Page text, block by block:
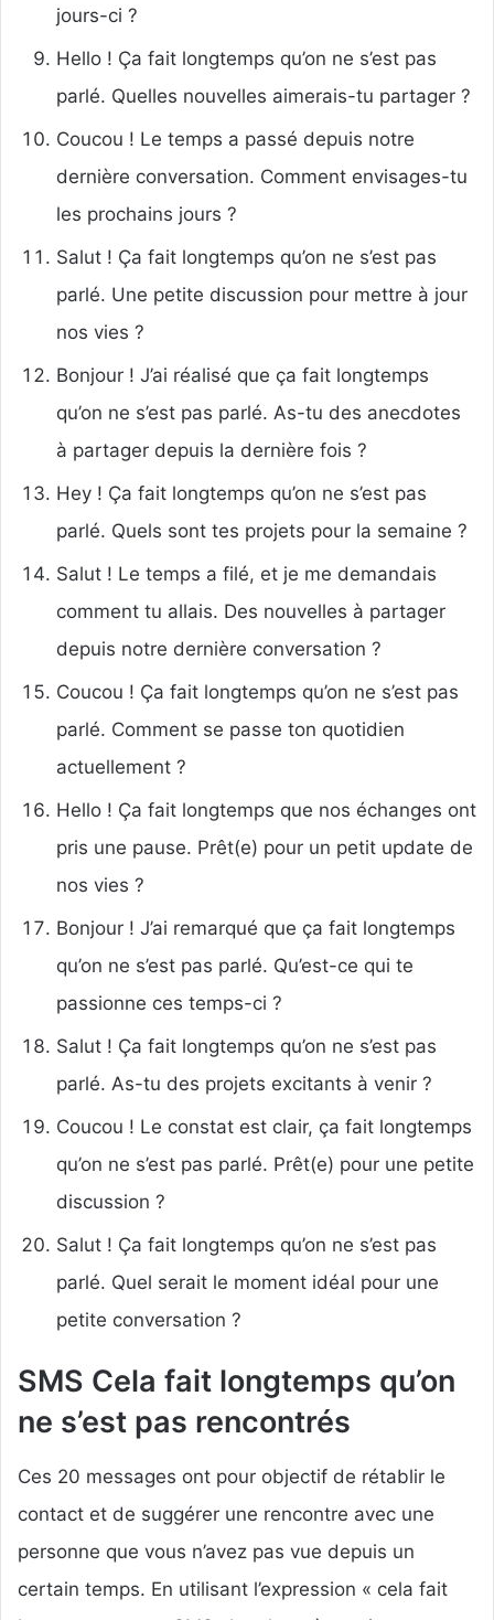
jours-ci ?
Hello ! Ça fait longtemps qu’on ne s’est pas
parlé. Quelles nouvelles aimerais-tu partager ?
Coucou ! Le temps a passé depuis notre
dernière conversation. Comment envisages-tu
les prochains jours ?
Salut ! Ça fait longtemps qu’on ne s’est pas
parlé. Une petite discussion pour mettre à jour
nos vies ?
Bonjour ! J’ai réalisé que ça fait longtemps
qu’on ne s’est pas parlé. As-tu des anecdotes
à partager depuis la dernière fois ?
Hey ! Ça fait longtemps qu’on ne s’est pas
parlé. Quels sont tes projets pour la semaine ?
Salut ! Le temps a filé, et je me demandais
comment tu allais. Des nouvelles à partager
depuis notre dernière conversation ?
Coucou ! Ça fait longtemps qu’on ne s’est pas
parlé. Comment se passe ton quotidien
actuellement ?
Hello ! Ça fait longtemps que nos échanges ont
pris une pause. Prêt(e) pour un petit update de
nos vies ?
Bonjour ! J’ai remarqué que ça fait longtemps
qu’on ne s’est pas parlé. Qu’est-ce qui te
passionne ces temps-ci ?
Salut ! Ça fait longtemps qu’on ne s’est pas
parlé. As-tu des projets excitants à venir ?
Coucou ! Le constat est clair, ça fait longtemps
qu’on ne s’est pas parlé. Prêt(e) pour une petite
discussion ?
Salut ! Ça fait longtemps qu’on ne s’est pas
parlé. Quel serait le moment idéal pour une
petite conversation ?
SMS Cela fait longtemps qu’on
ne s’est pas rencontrés
Ces 20 messages ont pour objectif de rétablir le
contact et de suggérer une rencontre avec une
personne que vous n’avez pas vue depuis un
certain temps. En utilisant l’expression « cela fait